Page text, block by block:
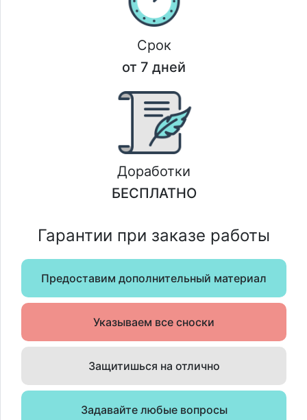
Срок
от 7 дней
Доработки
БЕСПЛАТНО
Гарантии при заказе работы
Предоставим дополнительный материал
Указываем все сноски
Защитишься на отлично
Задавайте любые вопросы